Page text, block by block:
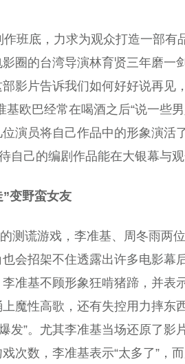
班底，力求为观众打造一部有
圈的台湾导演林育贤三年磨一
影片告诉我们如何好好说再见
欧巴经常在喝酒之后“说一些
演员将自己作品中的形象演活
自己的编剧作品能在大银幕与观
”变野蛮女友
测谎游戏，李准基、周冬雨两
会招架不住透露出许多电影幕
准基不顾形象狂啃猪蹄，并表
魔性高歌，还有失控用力摔东
发”。尤其李准基当场还原了影
次数，李准基表示“太多了”，